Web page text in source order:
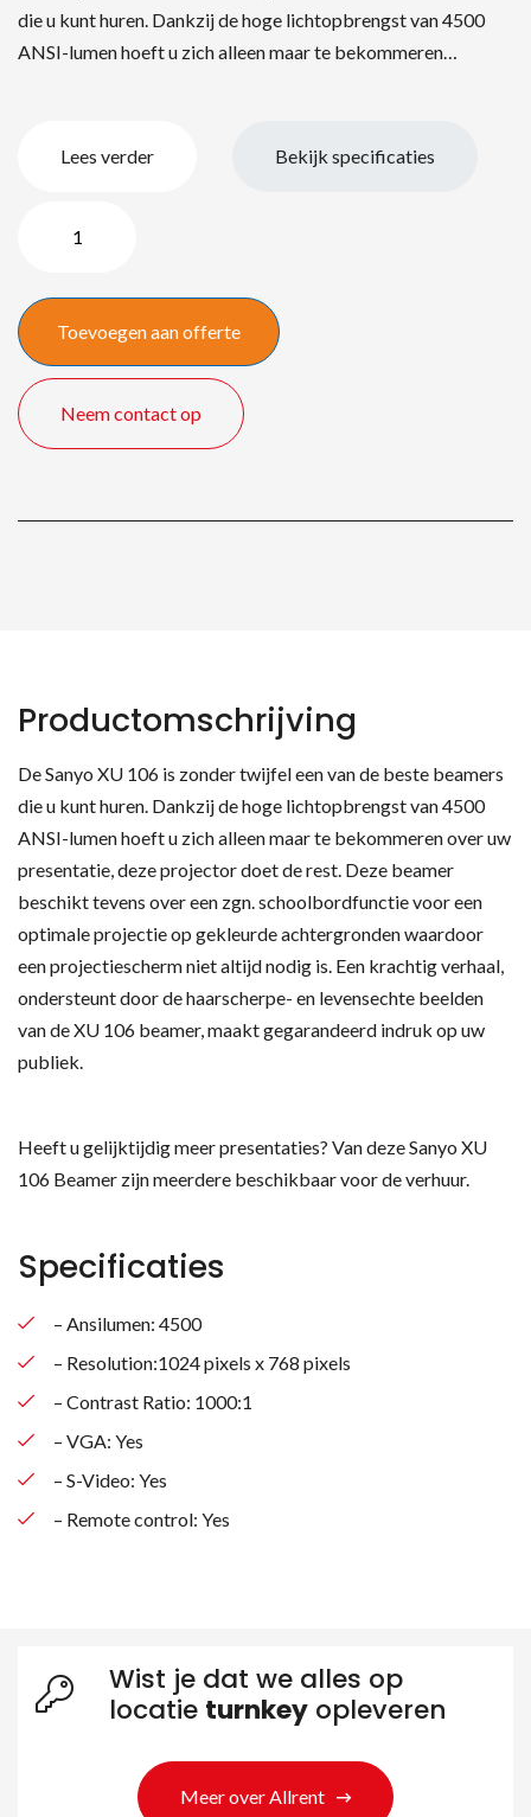
die u kunt huren. Dankzij de hoge lichtopbrengst van 4500
ANSI-lumen hoeft u zich alleen maar te bekommeren…
Lees verder Bekijk specificaties
/
4500
quantity
Toevoegen aan offerte
Neem contact op
Productomschrijving
De Sanyo XU 106 is zonder twijfel een van de beste beamers
die u kunt huren. Dankzij de hoge lichtopbrengst van 4500
ANSI-lumen hoeft u zich alleen maar te bekommeren over uw
presentatie, deze projector doet de rest. Deze beamer
beschikt tevens over een zgn. schoolbordfunctie voor een
optimale projectie op gekleurde achtergronden waardoor
een projectiescherm niet altijd nodig is. Een krachtig verhaal,
ondersteunt door de haarscherpe- en levensechte beelden
van de XU 106 beamer, maakt gegarandeerd indruk op uw
publiek.
Heeft u gelijktijdig meer presentaties? Van deze Sanyo XU
106 Beamer zijn meerdere beschikbaar voor de verhuur.
Specificaties
– Ansilumen: 4500
– Resolution:1024 pixels x 768 pixels
– Contrast Ratio: 1000:1
– VGA: Yes
– S-Video: Yes
– Remote control: Yes
Wist je dat we alles op
locatie turnkey opleveren
Meer over Allrent